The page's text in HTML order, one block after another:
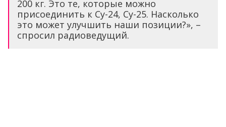
200 кг. Это те, которые можно
присоединить к Су-24, Су-25. Насколько
это может улучшить наши позиции?», –
спросил радиоведущий.